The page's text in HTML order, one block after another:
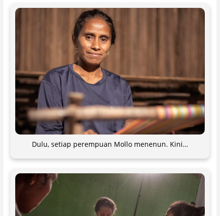
Dulu, setiap perempuan Mollo menenun. Kini…